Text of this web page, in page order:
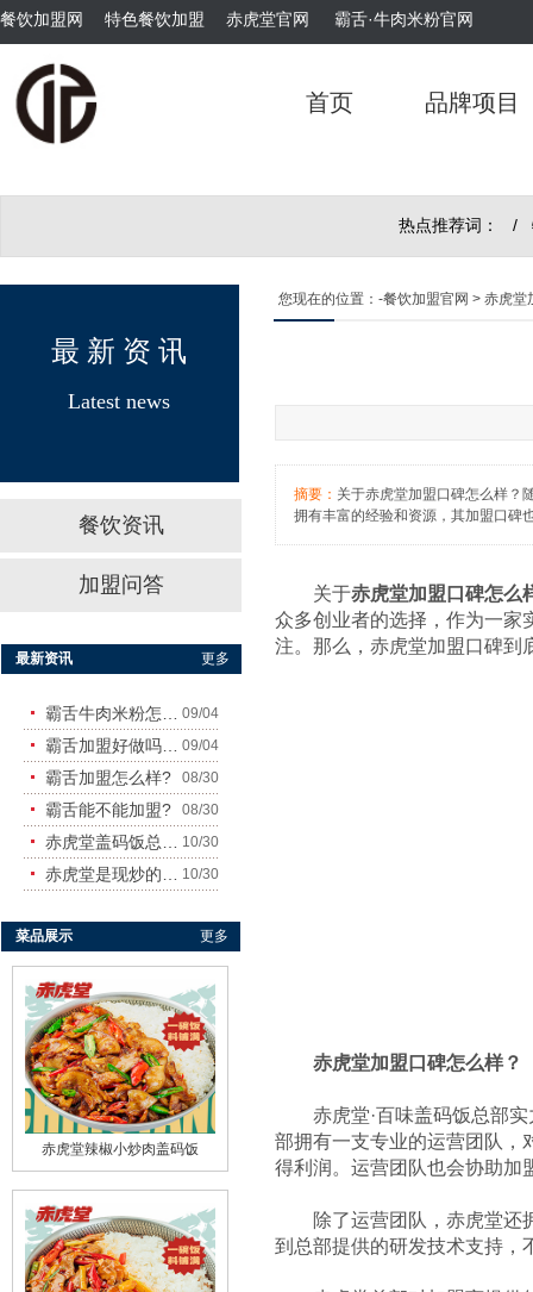
首页 品牌项目
餐饮加盟网 特色餐饮加盟 赤虎堂官网 霸舌·牛肉米粉官网
餐饮资讯
加盟问答
最 新 资 讯
Latest news
热点推荐词： /
摘要： 关于赤虎堂加盟口碑怎么样？
拥有丰富的经验和资源，其加盟口碑
关于赤虎堂加盟口碑怎么
众多创业者的选择，作为一家
注。那么，赤虎堂加盟口碑到
赤虎堂加盟口碑怎么样？
赤虎堂·百味盖码饭总部
部拥有一支专业的运营团队，
得利润。运营团队也会协助加
除了运营团队，赤虎堂还拥
到总部提供的研发技术支持，
最新资讯 更多
09/04
09/04
霸舌加盟怎么样? 08/30
霸舌能不能加盟? 08/30
10/30
10/30
菜品展示 更多
霸舌酸菜牛肉米粉
赤虎堂秘制猪肘盖码饭
赤虎堂小炒黄牛肉盖码饭
您现在的位置： -餐饮加盟官网 > 赤虎堂